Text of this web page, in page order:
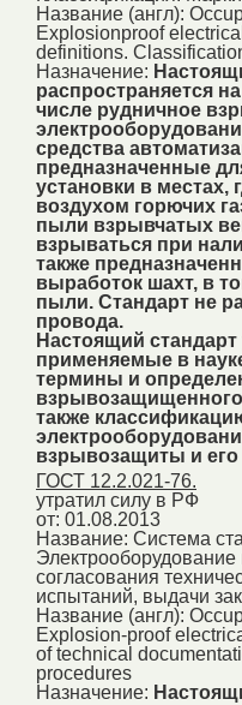
Название (англ):
Explosionproof
definitions.
Назначение:
распространяется
числе рудничное
средства
предназначенные
установки в местах,
воздухом горючих
пыли взрывчатых
взрываться при
также
выработок шахт, в
пыли. Стандарт не
провода.
Настоящий стандарт
применяемые в
термины и
также
взрывозащиты и его
ГОСТ 12.2.021-76.
утратил силу в РФ
от: 01.08.2013
Название: Система
согласования
испытаний, выдачи
Название (англ):
Explosion-proof
of technical
procedures
Назначение: